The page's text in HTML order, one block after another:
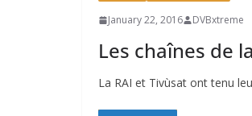
January 22, 2016 DVBxtreme
Les chaînes de
La RAI et Tivùsat ont tenu